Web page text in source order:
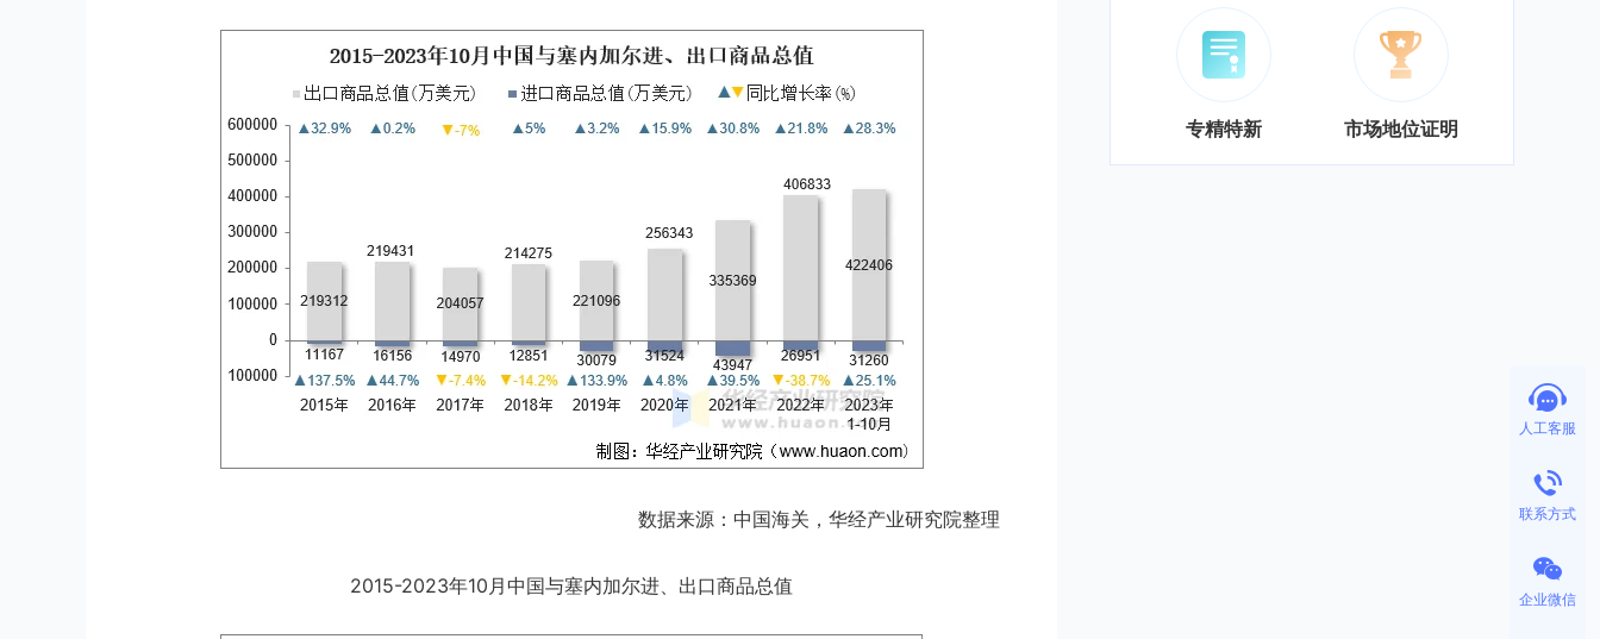
数据来源：中国海关，华经产业研究院整理
2015-2023年10月中国与塞内加尔进、出口商品总值
专精特新 市场地位证明
人工客服
联系方式
企业微信